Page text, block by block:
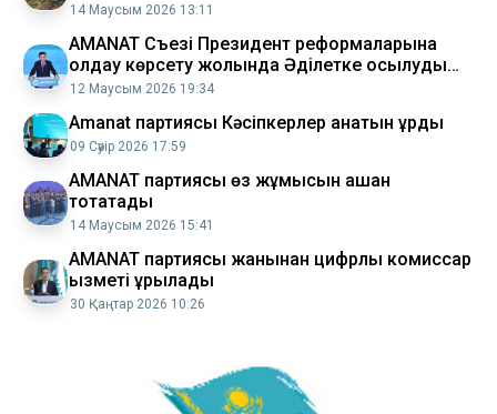
14 Маусым 2026 13:11
AMANAT Съезі Президент реформаларына
қолдау көрсету жолында Әділетке қосылуды
мақұлдады
12 Маусым 2026 19:34
Amanat партиясы Кәсіпкерлер қанатын құрды
09 Сәуір 2026 17:59
AMANAT партиясы өз жұмысын қашан
тоқтатады
14 Маусым 2026 15:41
AMANAT партиясы жанынан цифрлық комиссар
қызметі құрылады
30 Қаңтар 2026 10:26